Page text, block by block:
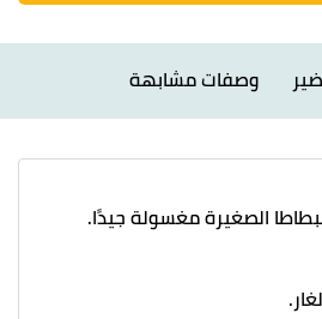
وصفات مشابهة
الصغيرة مغسولة جيدًا.